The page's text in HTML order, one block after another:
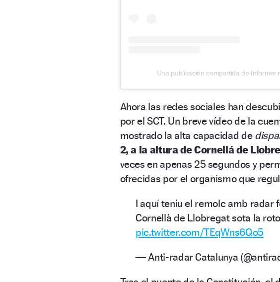
Una publicación compartida de
Ahora las redes sociales han
por el SCT. Un breve vídeo de la
mostrado la alta capacidad de
2, a la altura de Cornellá de
veces en apenas 25 segundos y
ofrecidas por el organismo que
I aquí teniu el remolc amb radar
Cornellà de Llobregat sota la
pic.twitter.com/TEqWns6Qo5
— Anti-radar Catalunya